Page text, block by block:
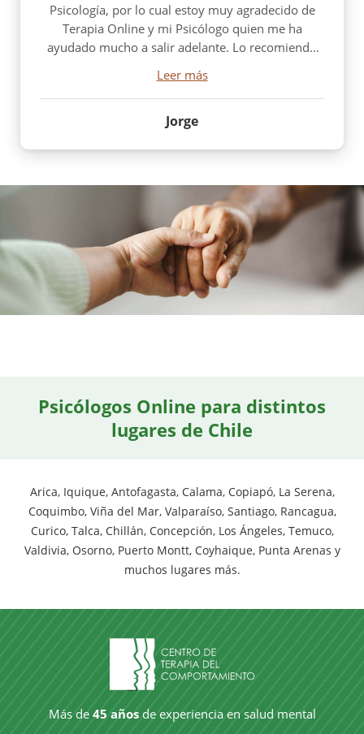
Psicología, por lo cual estoy muy agradecido de
Terapia Online y mi Psicólogo quien me ha
ayudado mucho a salir adelante. Lo recomiendo
Leer más
Jorge
Psicólogos Online para distintos
lugares de Chile
Arica, Iquique, Antofagasta, Calama, Copiapó, La Serena,
Coquimbo, Viña del Mar, Valparaíso, Santiago, Rancagua,
Curico, Talca, Chillán, Concepción, Los Ángeles, Temuco,
Valdivia, Osorno, Puerto Montt, Coyhaique, Punta Arenas y
muchos lugares más.
Más de 45 añosde experiencia en salud mental